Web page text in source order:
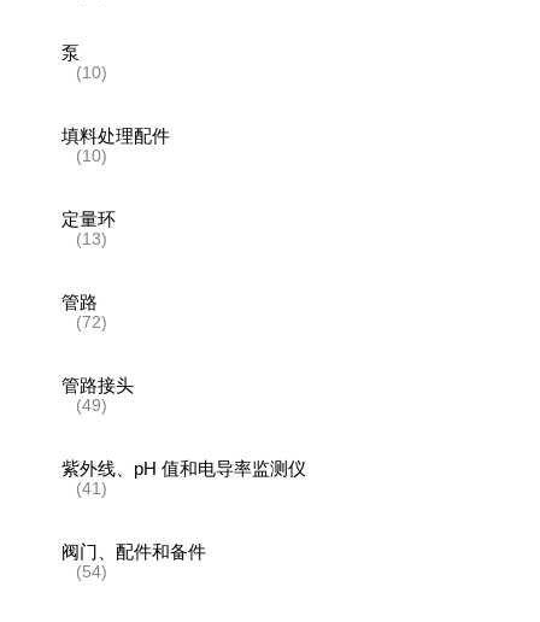
泵
(10)
填料处理配件
(10)
定量环
(13)
管路
(72)
管路接头
(49)
紫外线、pH 值和电导率监测仪
(41)
阀门、配件和备件
(54)